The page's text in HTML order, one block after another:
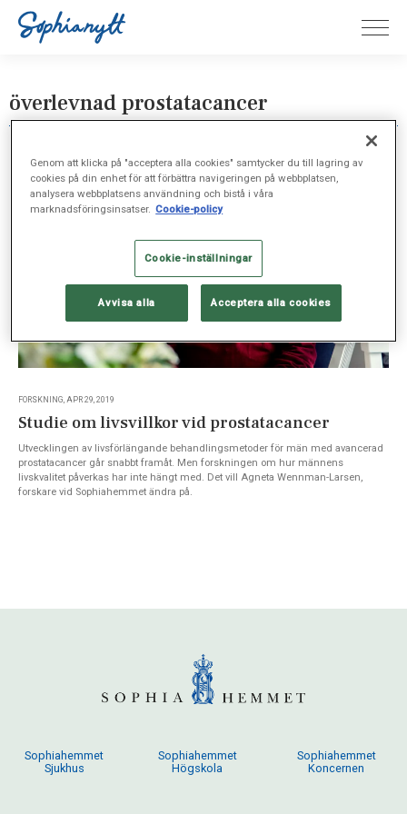
överlevnad prostatacancer
FORSKNING, APR 29, 2019
Studie om livsvillkor vid prostatacancer
Utvecklingen av livsförlängande behandlingsmetoder för män med avancerad
prostatacancer går snabbt framåt. Men forskningen om hur männens
livskvalitet påverkas har inte hängt med. Det vill Agneta Wennman-Larsen,
forskare vid Sophiahemmet ändra på.
Sophiahemmet
Sjukhus
Sophiahemmet
Högskola
Sophiahemmet
Koncernen
Genom att klicka på "acceptera alla cookies" samtycker du till lagring av
cookies på din enhet för att förbättra navigeringen på webbplatsen,
analysera webbplatsens användning och bistå i våra
marknadsföringsinsatser. Cookie-policy
Cookie-inställningar
Avvisa alla Acceptera alla cookies